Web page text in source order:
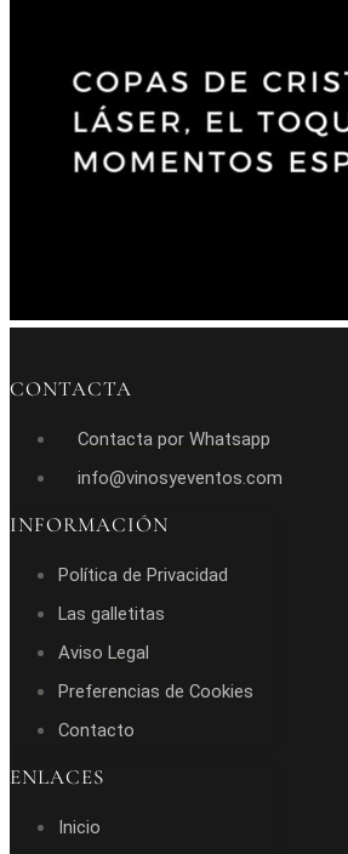
CONTACTA
Contacta por Whatsapp
info@vinosyeventos.com
INFORMACIÓN
Política de Privacidad
Las galletitas
Aviso Legal
Preferencias de Cookies
Contacto
ENLACES
Inicio